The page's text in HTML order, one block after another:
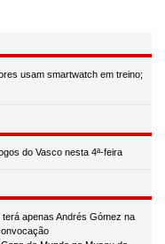
usam smartwatch em treino;
do Vasco nesta 4ª-feira
apenas Andrés Gómez na